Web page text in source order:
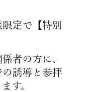
定で【特別
者の方に、
誘導と参拝
す。